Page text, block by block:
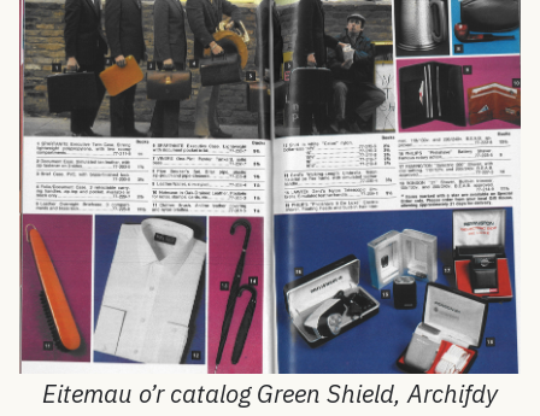
Eitemau o’r catalog Green Shield, Archifdy